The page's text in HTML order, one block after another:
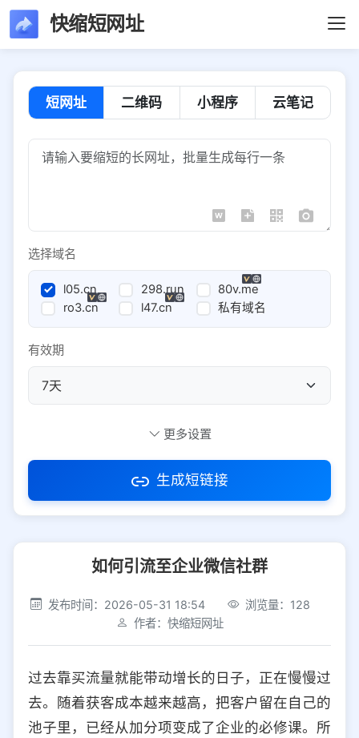
快缩短网址
短网址 二维码 小程序 云笔记
选择域名
l05.cn 298.run
80v.me
ro3.cn
l47.cn 私有域名
有效期
访问密码
社交平台 电商平台
选择防红平台类型，避免链接被拦截
iOS Android PC 其他
选择允许访问的平台类型
更多设置
生成短链接
如何引流至企业微信社群
发布时间：2026-05-31 18:54
浏览量：128
作者：快缩短网址
过去靠买流量就能带动增长的日子，正在慢慢过
去。随着获客成本越来越高，把客户留在自己的
池子里，已经从加分项变成了企业的必修课。所